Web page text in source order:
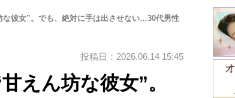
な彼女”。でも、絶対に手は出させない…30代男性
投稿日：2026.06.14 15:45
えん坊な彼女”。